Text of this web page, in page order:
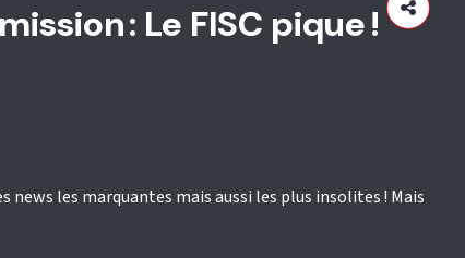
: Le FISC pique !
news les marquantes mais aussi les plus insolites ! Mais